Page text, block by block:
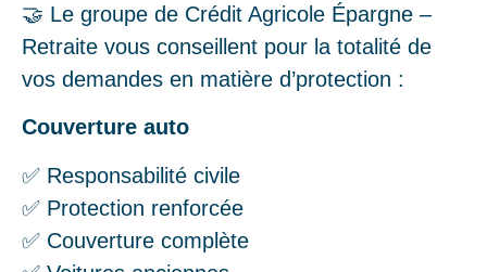
🤝 Le groupe de Crédit Agricole Épargne –
Retraite vous conseillent pour la totalité de
vos demandes en matière d’protection :
Couverture auto
✅ Responsabilité civile
✅ Protection renforcée
✅ Couverture complète